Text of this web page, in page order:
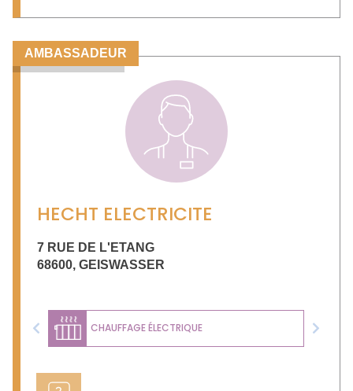
AMBASSADEUR
HECHT ELECTRICITE
7 RUE DE L'ETANG
68600, GEISWASSER
CHAUFFAGE ÉLECTRIQUE
Previous Next